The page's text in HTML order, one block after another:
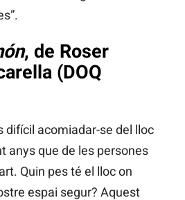
, de Roser
(DOQ
difícil acomiadar-se del lloc
anys que de les persones
Quin pes té el lloc on
espai segur? Aquest